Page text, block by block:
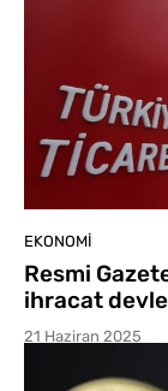
EKONOMI
Resmi
ihracat
21 Haziran 2025